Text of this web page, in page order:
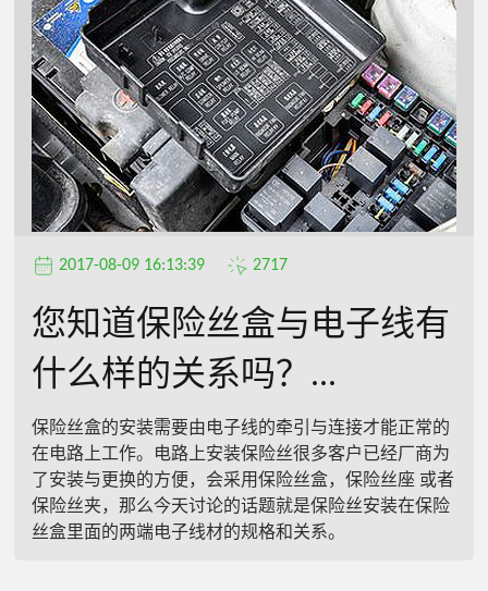
2017-08-09 16:13:39 2717
您知道保险丝盒与电子线有
什么样的关系吗？...
保险丝盒的安装需要由电子线的牵引与连接才能正常的
在电路上工作。电路上安装保险丝很多客户已经厂商为
了安装与更换的方便，会采用保险丝盒，保险丝座 或者
保险丝夹，那么今天讨论的话题就是保险丝安装在保险
丝盒里面的两端电子线材的规格和关系。